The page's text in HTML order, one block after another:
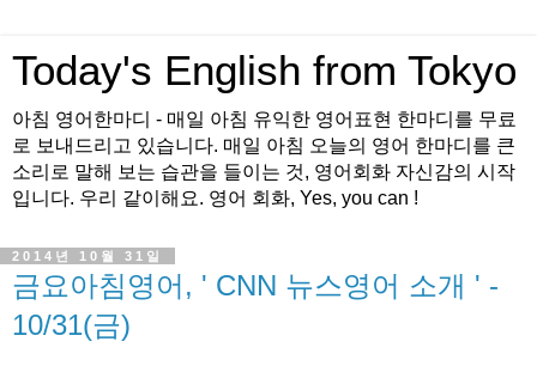
Today's English from Tokyo
아침 영어한마디 - 매일 아침 유익한 영어표현 한마디를 무료
로 보내드리고 있습니다. 매일 아침 오늘의 영어 한마디를 큰
소리로 말해 보는 습관을 들이는 것, 영어회화 자신감의 시작
입니다. 우리 같이해요. 영어 회화, Yes, you can !
2014년 10월 31일
금요아침영어, ' CNN 뉴스영어 소개 ' -
10/31(금)